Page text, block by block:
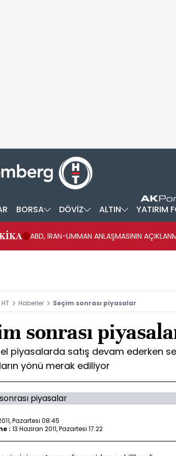
BORSA DÖVİZ ALTIN YATIRIM
ABD, İRAN-UMMAN ANLAŞMASININ
Haberler Seçim sonrası piyasalar
sonrası
piyasalarda satış devam ederken
yönü merak ediliyor
Pazartesi 08:45
: 13 Haziran 2011, Pazartesi 17:22